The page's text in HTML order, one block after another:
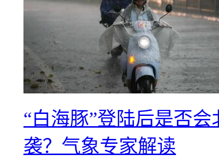
“白海豚”登陆后是否
袭？气象专家解读